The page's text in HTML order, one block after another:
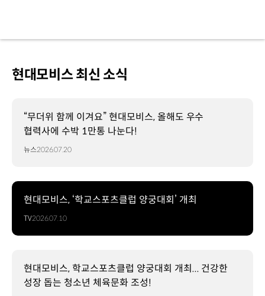
현대모비스 최신 소식
“무더위 함께 이겨요” 현대모비스, 올해도 우수
협력사에 수박 1만통 나눈다!
뉴스2026.07.20
현대모비스, ‘학교스포츠클럽 양궁대회’ 개최
TV2026.07.10
현대모비스, 학교스포츠클럽 양궁대회 개최... 건강한
성장 돕는 청소년 체육문화 조성!